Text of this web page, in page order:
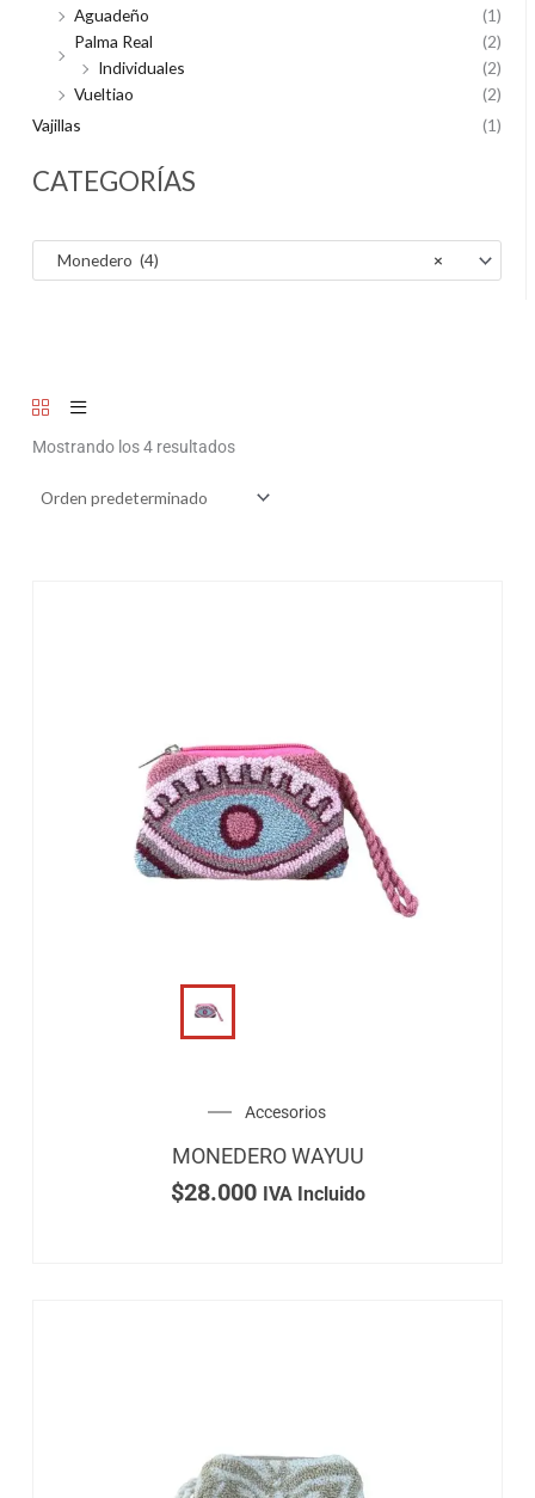
Aguadeño
(1)
Palma Real
(2)
Individuales
(2)
Vueltiao
(2)
Vajillas
(1)
CATEGORÍAS
×
Monedero (4)
Mostrando los 4 resultados
Accesorios
MONEDERO WAYUU
$28.000 IVA Incluido